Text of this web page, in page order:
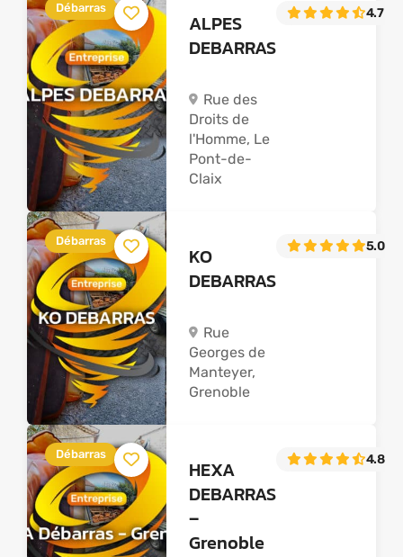
Débarras
ALPES
DEBARRAS
Rue des
Droits de
l'Homme, Le
Pont-de-
Claix
4.7
Débarras
KO
DEBARRAS
Rue
Georges de
Manteyer,
Grenoble
5.0
Débarras
HEXA
DEBARRAS
–
Grenoble
4.8